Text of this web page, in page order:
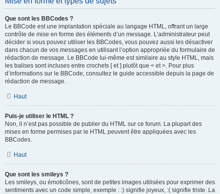
Que sont les BBCodes ?
Le BBCode est une implantation spéciale au langage HTML, offrant un large
contrôle de mise en forme des éléments d’un message. L’administrateur peut
décider si vous pouvez utiliser les BBCodes, vous pouvez aussi les désactiver
dans chacun de vos messages en utilisant l’option appropriée du formulaire de
rédaction de message. Le BBCode lui-même est similaire au style HTML, mais
les balises sont incluses entre crochets [ et ] plutôt que < et >. Pour plus
d’informations sur le BBCode, consultez le guide accessible depuis la page de
rédaction de message.
Haut
Puis-je utiliser le HTML ?
Non, il n’est pas possible de publier du HTML sur ce forum. La plupart des
mises en forme permises par le HTML peuvent être appliquées avec les
BBCodes.
Haut
Que sont les smileys ?
Les smileys, ou émoticônes, sont de petites images utilisées pour exprimer des
sentiments avec un code simple, exemple : :) signifie joyeux, :( signifie triste. La